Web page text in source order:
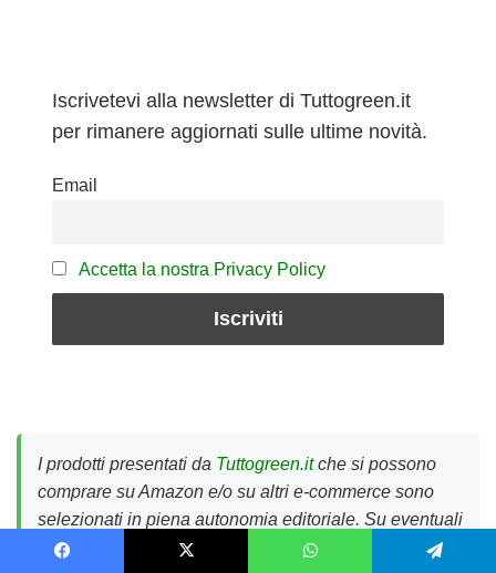
Iscrivetevi alla newsletter di Tuttogreen.it
per rimanere aggiornati sulle ultime novità.
Email
Accetta la nostra Privacy Policy
I prodotti presentati da Tuttogreen.itche si possono
comprare su Amazon e/o su altri e-commerce sono
selezionati in piena autonomia editoriale. Su eventuali
acquisti fatti attraverso uno dei link presenti in pagina,